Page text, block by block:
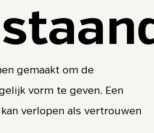
gemaakt om de
vorm te geven. Een
verlopen als vertrouwen